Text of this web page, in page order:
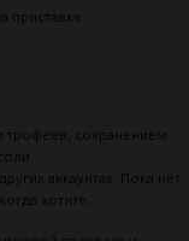
трофеев, сохранением
аккаунтах. Пока нет
хотите.